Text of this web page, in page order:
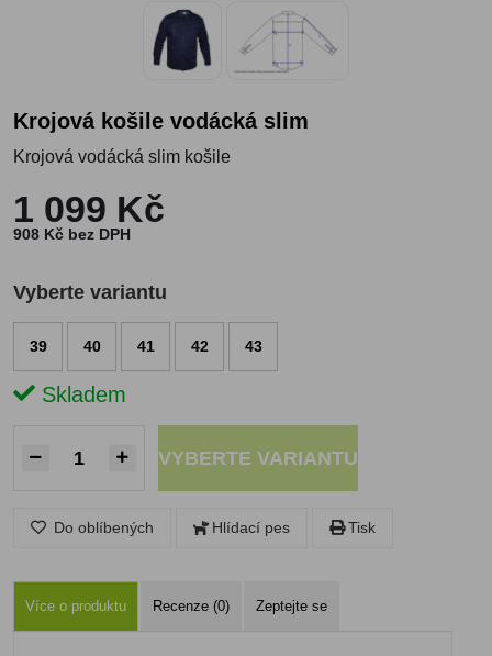
Krojová košile vodácká slim
Krojová vodácká slim košile
1 099 Kč
908 Kč bez DPH
Vyberte variantu
39 40 41 42 43
Skladem
VYBERTE VARIANTU
Do oblíbených Hlídací pes Tisk
Více o produktu Recenze (0) Zeptejte se